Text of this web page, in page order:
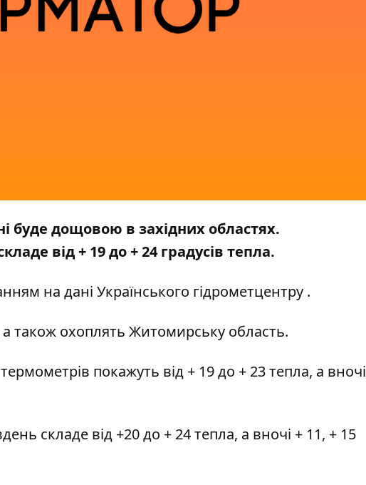
буде дощовою в західних областях.
від + 19 до + 24 градусів тепла.
на дані Українського гідрометцентру .
а також охоплять Житомирську область.
покажуть від + 19 до + 23 тепла, а вночі
складе від +20 до + 24 тепла, а вночі + 11, + 15